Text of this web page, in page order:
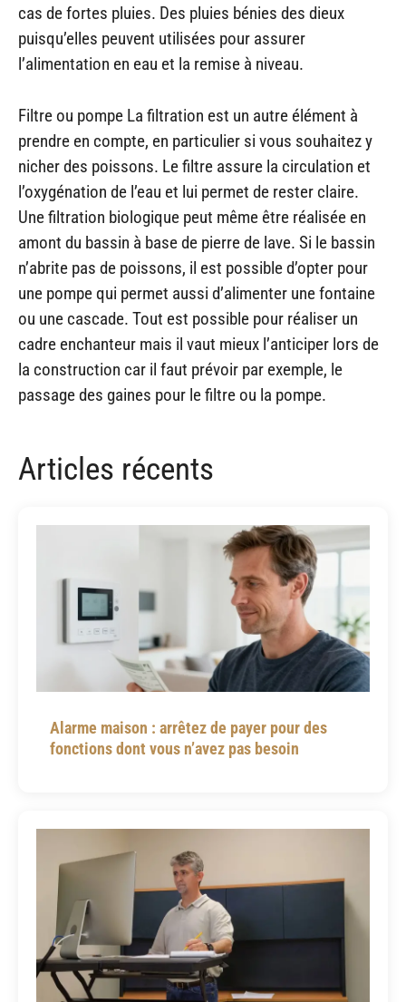
cas de fortes pluies. Des pluies bénies des dieux
puisqu’elles peuvent utilisées pour assurer
l’alimentation en eau et la remise à niveau.
Filtre ou pompe La filtration est un autre élément à
prendre en compte, en particulier si vous souhaitez y
nicher des poissons. Le filtre assure la circulation et
l’oxygénation de l’eau et lui permet de rester claire.
Une filtration biologique peut même être réalisée en
amont du bassin à base de pierre de lave. Si le bassin
n’abrite pas de poissons, il est possible d’opter pour
une pompe qui permet aussi d’alimenter une fontaine
ou une cascade. Tout est possible pour réaliser un
cadre enchanteur mais il vaut mieux l’anticiper lors de
la construction car il faut prévoir par exemple, le
passage des gaines pour le filtre ou la pompe.
Articles récents
Alarme maison : arrêtez de payer pour des
fonctions dont vous n’avez pas besoin